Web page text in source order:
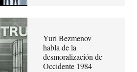
Yuri Bezmenov
habla de la
desmoralización de
Occidente 1984